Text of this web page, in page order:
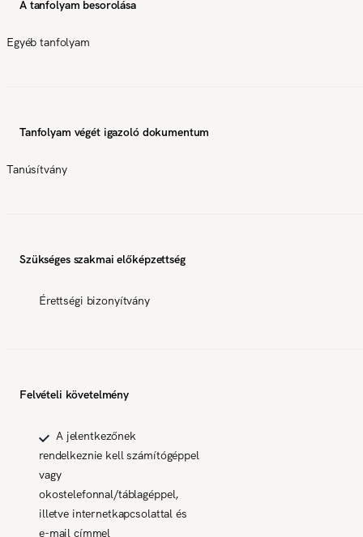
A tanfolyam besorolása
Egyéb tanfolyam
Tanfolyam végét igazoló dokumentum
Tanúsítvány
Szükséges szakmai előképzettség
Érettségi bizonyítvány
Felvételi követelmény
A jelentkezőnek
rendelkeznie kell számítógéppel
vagy
okostelefonnal/táblagéppel,
illetve internetkapcsolattal és
e-mail címmel